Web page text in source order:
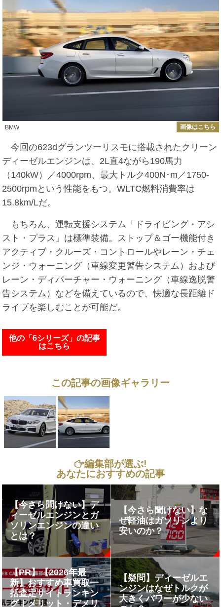
BMW 画像はこちら
今回の623dグランツーリスモに搭載されたクリーン
ディーゼルエンジンは、2L直4ながら190馬力
（140kW）／4000rpm、最大トルク400N･m／1750-
2500rpmという性能をもつ。WLTC燃料消費率は
15.8km/Lだ。
もちろん、運転支援システム「ドライビング・アシ
スト・プラス」は標準装備。ストップ＆ゴー機能付き
アクティブ・クルーズ・コントロールやレーン・チェ
ンジ・ウォーニング（車線変更警告システム）および
レーン・ディパーチャー・ウォーニング（車線逸脱警
告システム）などを備えているので、快適な長距離ド
ライブを楽しむことが可能だ。
他の「6シリーズ」の記事
はこちら
この記事の画像ギャラリー
編集部が選ぶ!
あなたにおすすめの記事
【今さら聞けない】デ
ィーゼルエンジンとガ
ソリンエンジンの違い
とは？
【今さら聞けない】な
ぜ軽油はガソリンより
安いのか？
【PR】【2026年最
新】おすすめ車買取一
括査定サイトランキン
グ｜メリット・デメリ
【疑問】ディーゼルエ
ンジンはなぜトルクが
大きくパワーが少ない